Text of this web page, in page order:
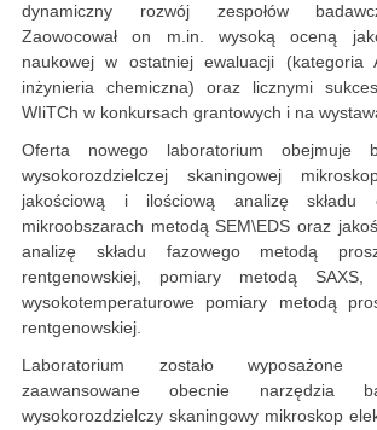
dynamiczny rozwój zespołów
Zaowocował on m.in. wysoką oceną
naukowej w ostatniej ewaluacji (kategoria
inżynieria chemiczna) oraz licznymi
WIiTCh w konkursach grantowych i na
Oferta nowego laboratorium obejmuje
wysokorozdzielczej skaningowej
jakościową i ilościową analizę składu
mikroobszarach metodą SEM\EDS oraz
analizę składu fazowego metodą
rentgenowskiej, pomiary metodą
wysokotemperaturowe pomiary metodą
rentgenowskiej.
Laboratorium zostało wyposażone
zaawansowane obecnie narzędzia
wysokorozdzielczy skaningowy mikroskop